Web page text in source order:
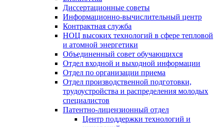
Диссертационные советы
Информационно-вычислительный центр
Контрактная служба
НОЦ высоких технологий в сфере тепловой
и атомной энергетики
Объединенный совет обучающихся
Отдел входной и выходной информации
Отдел по организации приема
Отдел производственной подготовки,
трудоустройства и распределения молодых
специалистов
Патентно-лицензионный отдел
Центр поддержки технологий и